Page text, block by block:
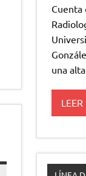
Cuenta
una